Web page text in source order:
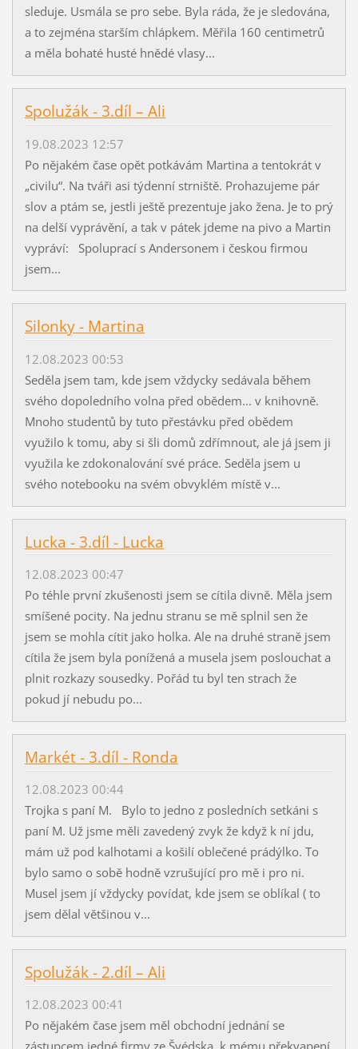
sleduje. Usmála se pro sebe. Byla ráda, že je sledována,
a to zejména starším chlápkem. Měřila 160 centimetrů
a měla bohaté husté hnědé vlasy...
Spolužák - 3.díl – Ali
19.08.2023 12:57
Po nějakém čase opět potkávám Martina a tentokrát v
„civilu“. Na tváři asi týdenní strniště. Prohazujeme pár
slov a ptám se, jestli ještě prezentuje jako žena. Je to prý
na delší vyprávění, a tak v pátek jdeme na pivo a Martin
vypráví: Spoluprací s Andersonem i českou firmou
jsem...
Silonky - Martina
12.08.2023 00:53
Seděla jsem tam, kde jsem vždycky sedávala během
svého dopoledního volna před obědem... v knihovně.
Mnoho studentů by tuto přestávku před obědem
využilo k tomu, aby si šli domů zdřímnout, ale já jsem ji
využila ke zdokonalování své práce. Seděla jsem u
svého notebooku na svém obvyklém místě v...
Lucka - 3.díl - Lucka
12.08.2023 00:47
Po téhle první zkušenosti jsem se cítila divně. Měla jsem
smíšené pocity. Na jednu stranu se mě splnil sen že
jsem se mohla cítit jako holka. Ale na druhé straně jsem
cítila že jsem byla ponížená a musela jsem poslouchat a
plnit rozkazy sousedky. Pořád tu byl ten strach že
pokud jí nebudu po...
Markét - 3.díl - Ronda
12.08.2023 00:44
Trojka s paní M. Bylo to jedno z posledních setkáni s
paní M. Už jsme měli zavedený zvyk že když k ní jdu,
mám už pod kalhotami a košilí oblečené prádýlko. To
bylo samo o sobě hodně vzrušující pro mě i pro ni.
Musel jsem jí vždycky povídat, kde jsem se oblíkal ( to
jsem dělal většinou v...
Spolužák - 2.díl – Ali
12.08.2023 00:41
Po nějakém čase jsem měl obchodní jednání se